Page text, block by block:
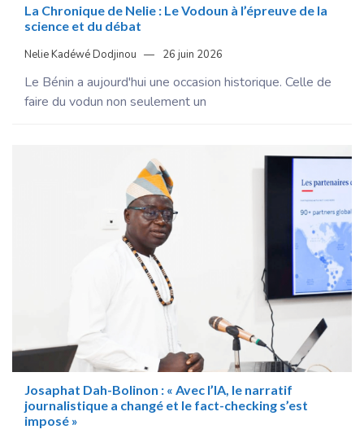
La Chronique de Nelie : Le Vodoun à l’épreuve de la
science et du débat
Nelie Kadéwé Dodjinou 26 juin 2026
Le Bénin a aujourd'hui une occasion historique. Celle de
faire du vodun non seulement un
Josaphat Dah-Bolinon : « Avec l’IA, le narratif
journalistique a changé et le fact-checking s’est
imposé »